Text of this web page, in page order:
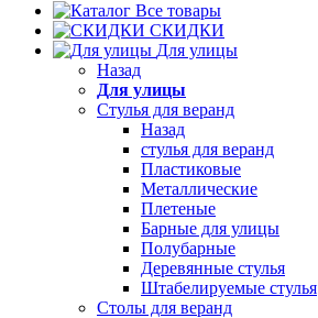
Все товары
СКИДКИ
Для улицы
Назад
Для улицы
Стулья для веранд
Назад
стулья для веранд
Пластиковые
Металлические
Плетеные
Барные для улицы
Полубарные
Деревянные стулья
Штабелируемые стулья
Столы для веранд